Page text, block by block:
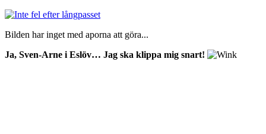
Bilden har inget med aporna att göra...
Ja, Sven-Arne i Eslöv… Jag ska klippa mig snart!